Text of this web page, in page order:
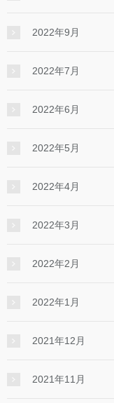
2022年9月
2022年7月
2022年6月
2022年5月
2022年4月
2022年3月
2022年2月
2022年1月
2021年12月
2021年11月